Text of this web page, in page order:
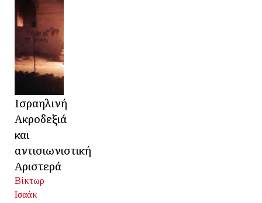
Ισραηλινή
Ακροδεξιά
και
αντισιωνιστική
Αριστερά
Βίκτωρ
Ισαάκ